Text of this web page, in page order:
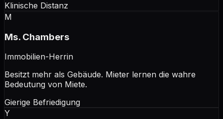
Klinische Distanz
M
Ms. Chambers
Immobilien-Herrin
Besitzt mehr als Gebäude. Mieter lernen die wahre
Bedeutung von Miete.
Gierige Befriedigung
Y